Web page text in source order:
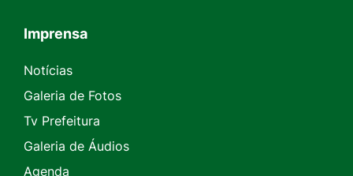
Seção do Rodapé e Contato
Imprensa
Notícias
Galeria de Fotos
Tv Prefeitura
Galeria de Áudios
Agenda